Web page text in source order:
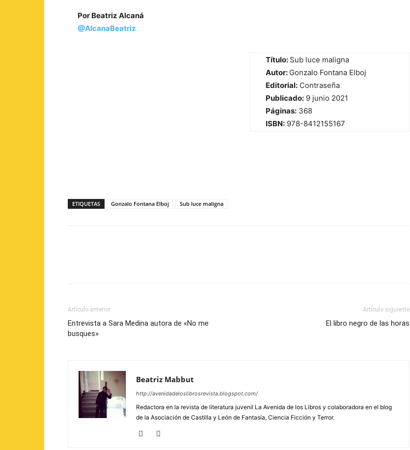
Por Beatriz Alcaná
@AlcanaBeatriz
Título: Sub luce maligna
Autor: Gonzalo Fontana Elboj
Editorial: Contraseña
Publicado: 9 junio 2021
Páginas: 368
ISBN: 978-8412155167
ETIQUETAS Gonzalo Fontana Elboj Sub luce maligna
Artículo anterior
Entrevista a Sara Medina autora de «No me
busques»
Artículo siguiente
El libro negro de las horas
Beatriz Mabbut
http://avenidadeloslibrosrevista.blogspot.com/
Redactora en la revista de literatura juvenil La Avenida de los Libros y colaboradora en el blog
de la Asociación de Castilla y León de Fantasía, Ciencia Ficción y Terror.